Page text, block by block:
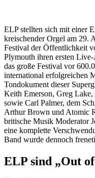
ELP stellten sich mit einer
kreischender Orgel am 29.
Festival der Öffentlichkeit
Plymouth ihren ersten
das große Festival vor
international erfolgreichen
Tondokument dieser
Keith Emerson, Greg
sowie Carl Palmer, dem
Arthur Brown und Atomic
britische Musik Moderator
eine komplette
Band wurde dennoch
ELP sind „Out